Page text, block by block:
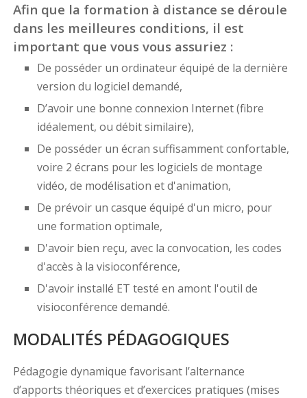
Afin que la formation à distance se déroule
dans les meilleures conditions, il est
important que vous vous assuriez :
De posséder un ordinateur équipé de la dernière
version du logiciel demandé,
D’avoir une bonne connexion Internet (fibre
idéalement, ou débit similaire),
De posséder un écran suffisamment confortable,
voire 2 écrans pour les logiciels de montage
vidéo, de modélisation et d'animation,
De prévoir un casque équipé d'un micro, pour
une formation optimale,
D'avoir bien reçu, avec la convocation, les codes
d'accès à la visioconférence,
D'avoir installé ET testé en amont l'outil de
visioconférence demandé.
MODALITÉS PÉDAGOGIQUES
Pédagogie dynamique favorisant l’alternance
d’apports théoriques et d’exercices pratiques (mises